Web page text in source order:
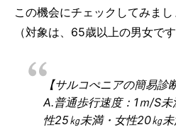
この機会にチェックしてみまし
（対象は、65歳以上の男女です
【サルコぺニアの簡易診
A.普通歩行速度：1ｍ/S
性25㎏未満・女性20㎏未